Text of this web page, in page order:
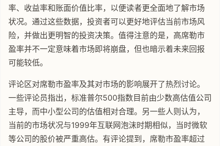
率、收益率和账面价值比率，以便读者更全面地了解市场
状况。通过这些数据，投资者可以更好地评估当前市场风
险，并做出更明智的投资决策。值得注意的是，高席勒市
盈率并不一定意味着市场即将崩盘，但也暗示着未来回报
可能较低。
评论区对席勒市盈率及其对市场的影响展开了热烈讨论。
一些评论员指出，标准普尔500指数目前由少数高估值公司
主导，而中小型公司的估值相对合理。另一些人则认为，
当前的市场状况与1999年互联网泡沫时期相似，当时微软
等公司的股价被严重高估。有评论提到，席勒市盈率超过